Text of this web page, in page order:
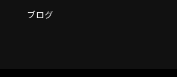
ブログ